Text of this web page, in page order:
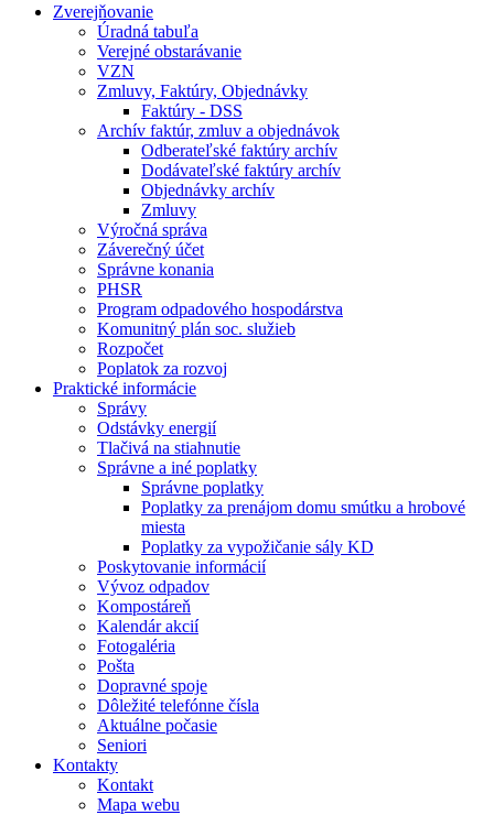
Zverejňovanie
Úradná tabuľa
Verejné obstarávanie
VZN
Zmluvy, Faktúry, Objednávky
Faktúry - DSS
Archív faktúr, zmluv a objednávok
Odberateľské faktúry archív
Dodávateľské faktúry archív
Objednávky archív
Zmluvy
Výročná správa
Záverečný účet
Správne konania
PHSR
Program odpadového hospodárstva
Komunitný plán soc. služieb
Rozpočet
Poplatok za rozvoj
Praktické informácie
Správy
Odstávky energií
Tlačivá na stiahnutie
Správne a iné poplatky
Správne poplatky
Poplatky za prenájom domu smútku a hrobové
miesta
Poplatky za vypožičanie sály KD
Poskytovanie informácií
Vývoz odpadov
Kompostáreň
Kalendár akcií
Fotogaléria
Pošta
Dopravné spoje
Dôležité telefónne čísla
Aktuálne počasie
Seniori
Kontakty
Kontakt
Mapa webu